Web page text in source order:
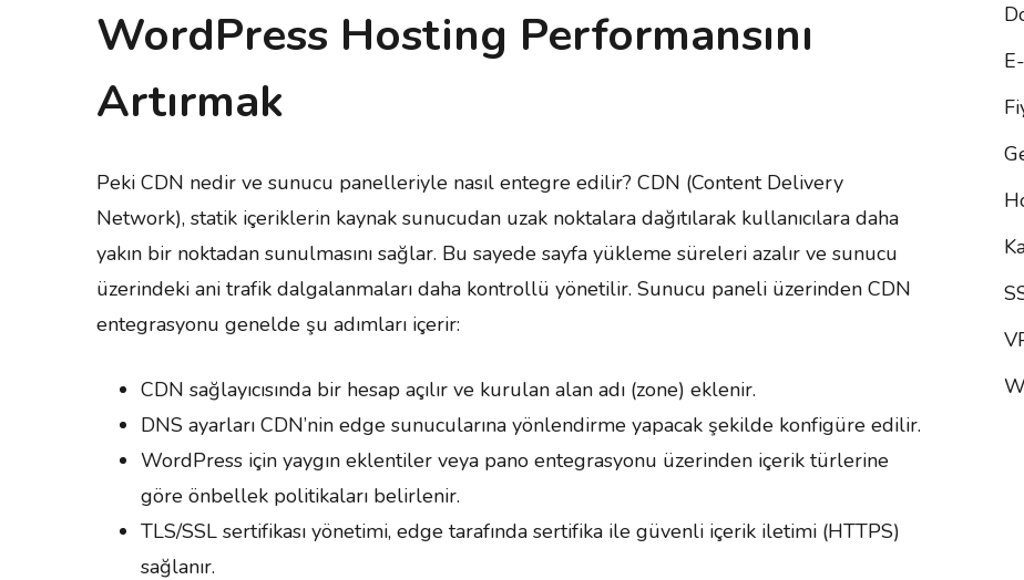
WordPress Hosting Performansını
Artırmak
Peki CDN nedir ve sunucu panelleriyle nasıl entegre edilir? CDN (Content Delivery
Network), statik içeriklerin kaynak sunucudan uzak noktalara dağıtılarak kullanıcılara daha
yakın bir noktadan sunulmasını sağlar. Bu sayede sayfa yükleme süreleri azalır ve sunucu
üzerindeki ani trafik dalgalanmaları daha kontrollü yönetilir. Sunucu paneli üzerinden CDN
entegrasyonu genelde şu adımları içerir:
CDN sağlayıcısında bir hesap açılır ve kurulan alan adı (zone) eklenir.
DNS ayarları CDN’nin edge sunucularına yönlendirme yapacak şekilde konfigüre edilir.
WordPress için yaygın eklentiler veya pano entegrasyonu üzerinden içerik türlerine
göre önbellek politikaları belirlenir.
TLS/SSL sertifikası yönetimi, edge tarafında sertifika ile güvenli içerik iletimi (HTTPS)
sağlanır.